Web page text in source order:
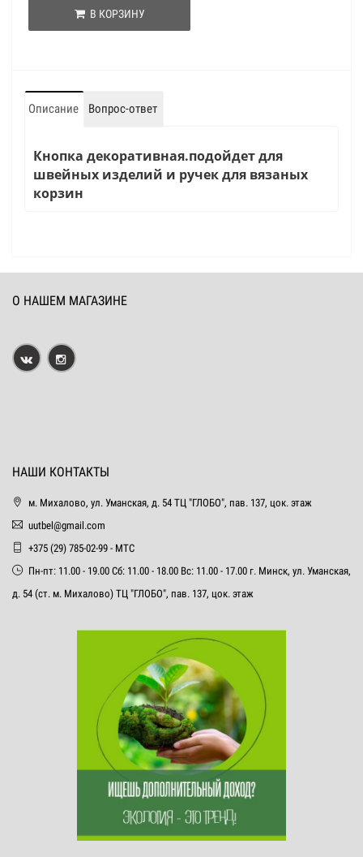
В КОРЗИНУ
Описание Вопрос-ответ
Кнопка декоративная.подойдет для
швейных изделий и ручек для вязаных
корзин
О НАШЕМ МАГАЗИНЕ
НАШИ КОНТАКТЫ
м. Михалово, ул. Уманская, д. 54 ТЦ "ГЛОБО", пав. 137, цок. этаж
uutbel@gmail.com
+375 (29) 785-02-99 - МТС
Пн-пт: 11.00 - 19.00 Сб: 11.00 - 18.00 Вс: 11.00 - 17.00 г. Минск, ул. Уманская,
д. 54 (ст. м. Михалово) ТЦ "ГЛОБО", пав. 137, цок. этаж